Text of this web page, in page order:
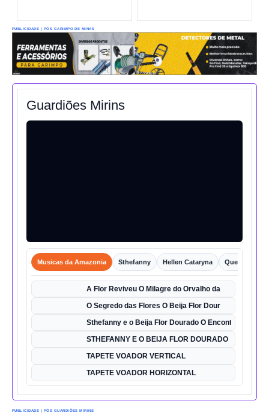
amplia preocupações sobre...
PUBLICIDADE | PÓS GARIMPO DE MINAS
Guardiões Mirins
Musicas da Amazonia Sthefanny Hellen Cataryna Queixo o
A Flor Reviveu O Milagre do Orvalho da
O Segredo das Flores O Beija Flor Dour
Sthefanny e o Beija Flor Dourado O Encontro Mágico
STHEFANNY E O BEIJA FLOR DOURADO
TAPETE VOADOR VERTICAL
TAPETE VOADOR HORIZONTAL
PUBLICIDADE | PÓS GUARDIÕES MIRINS